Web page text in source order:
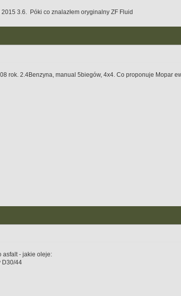
3.6. Póki co znalazłem oryginalny ZF Fluid
rok. 2.4Benzyna, manual 5biegów, 4x4. Co proponuje Mopar
asfalt - jakie oleje:
D30/44